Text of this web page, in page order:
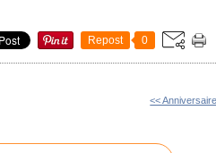
Repost 0
<<